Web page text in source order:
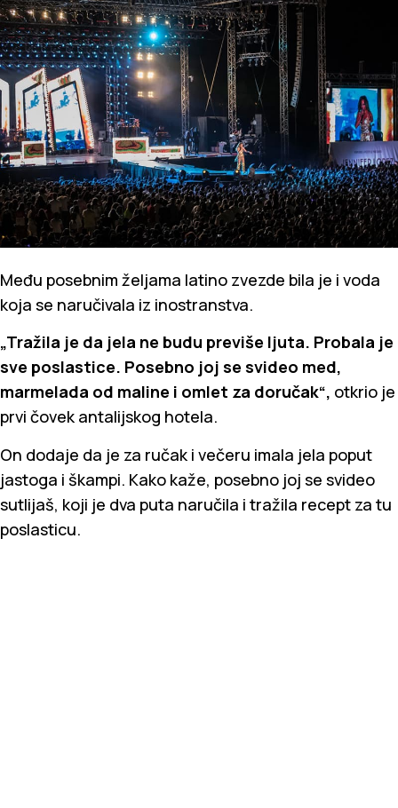
Među posebnim željama latino zvezde bila je i voda
koja se naručivala iz inostranstva.
„Tražila je da jela ne budu previše ljuta. Probala je
sve poslastice. Posebno joj se svideo med,
marmelada od maline i omlet za doručak“, otkrio je
prvi čovek antalijskog hotela.
On dodaje da je za ručak i večeru imala jela poput
jastoga i škampi. Kako kaže, posebno joj se svideo
sutlijaš, koji je dva puta naručila i tražila recept za tu
poslasticu.